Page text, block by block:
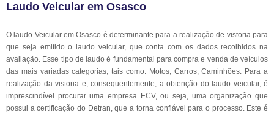
Laudo Veicular em Osasco
O laudo Veicular em Osasco é determinante para a realização de vistoria para
que seja emitido o laudo veicular, que conta com os dados recolhidos na
avaliação. Esse tipo de laudo é fundamental para compra e venda de veículos
das mais variadas categorias, tais como: Motos; Carros; Caminhões. Para a
realização da vistoria e, consequentemente, a obtenção do laudo veicular, é
imprescindível procurar uma empresa ECV, ou seja, uma organização que
possui a certificação do Detran, que a torna confiável para o processo. Este é